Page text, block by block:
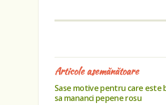
Articole asemănătoare
Sase motive pentru care este
sa mananci pepene rosu